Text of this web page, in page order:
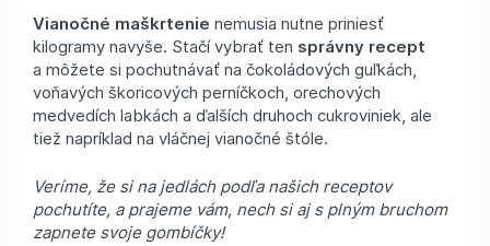
Vianočné maškrtenie nemusia nutne priniesť
kilogramy navyše. Stačí vybrať ten správny recept
a môžete si pochutnávať na čokoládových guľkách,
voňavých škoricových perníčkoch, orechových
medvedích labkách a ďalších druhoch cukroviniek, ale
tiež napríklad na vláčnej vianočné štóle.
Veríme, že si na jedlách podľa našich receptov
pochutíte, a prajeme vám, nech si aj s plným bruchom
zapnete svoje gombíčky!